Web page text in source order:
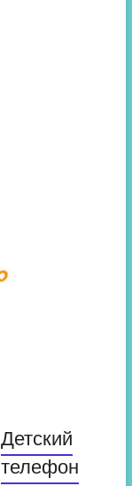
Детский
телефон